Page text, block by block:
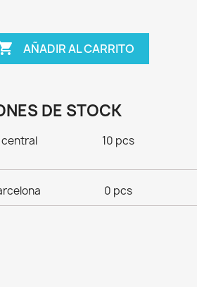
AÑADIR AL CARRITO
DE STOCK
10 pcs
0 pcs